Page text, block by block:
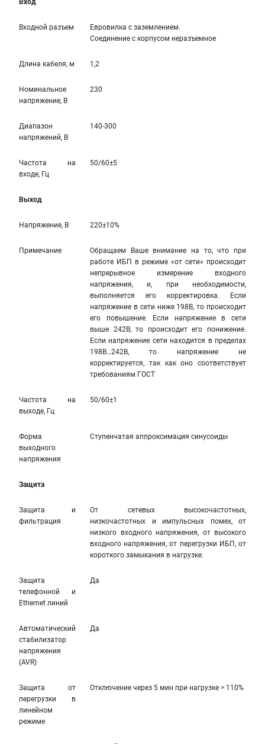
Вход
Входной разъем
Евровилка с заземлением.
Соединение с корпусом неразъемное
Длина кабеля, м 1,2
Номинальное
напряжение, В
230
Диапазон
напряжений, В
140-300
Частота на
входе, Гц
50/60±5
Выход
Напряжение, В 220±10%
Примечание
Обращаем Ваше внимание на то, что при
работе ИБП в режиме «от сети» происходит
непрерывное измерение входного
напряжения, и, при необходимости,
выполняется его корректировка. Если
напряжение в сети ниже 198В, то происходит
его повышение. Если напряжение в сети
выше 242В, то происходит его понижение.
Если напряжение сети находится в пределах
198В…242В, то напряжение не
корректируется, так как оно соответствует
требованиям ГОСТ
Частота на
выходе, Гц
50/60±1
Форма
выходного
напряжения
Ступенчатая аппроксимация синусоиды
Защита
Защита и
фильтрация
От сетевых высокочастотных,
низкочастотных и импульсных помех, от
низкого входного напряжения, от высокого
входного напряжения, от перегрузки ИБП, от
короткого замыкания в нагрузке.
Защита
телефонной и
Ethernet линий
Да
Автоматический
стабилизатор
напряжения
(AVR)
Да
Защита от
перегрузки в
линейном
режиме
Отключение через 5 мин при нагрузке > 110%